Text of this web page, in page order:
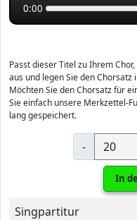
0:00
Passt dieser Titel zu Ihrem
aus und legen Sie den Chorsatz
Möchten Sie den Chorsatz für
Sie einfach unsere Merkzettel-
lang gespeichert.
-
In
Singpartitur